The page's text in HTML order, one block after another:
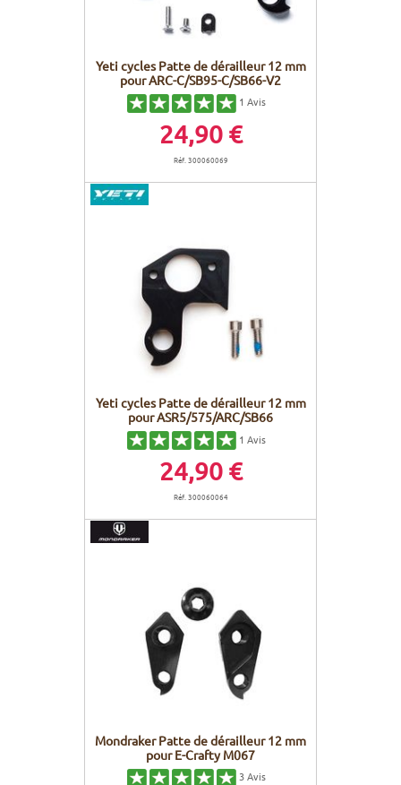
Yeti cycles Patte de dérailleur 12 mm
pour ARC-C/SB95-C/SB66-V2
1 Avis
24,90 €
Réf. 300060069
Yeti cycles Patte de dérailleur 12 mm
pour ASR5/575/ARC/SB66
1 Avis
24,90 €
Réf. 300060064
Mondraker Patte de dérailleur 12 mm
pour E-Crafty M067
3Avis